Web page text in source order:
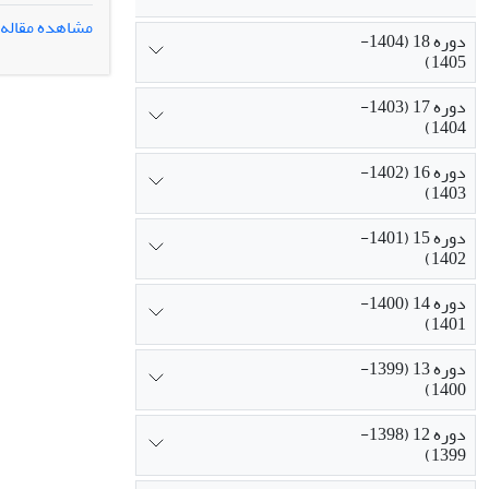
می‌شود این
عزیمت
مشاهده مقاله
دوره 18 (1404-
1405)
دوره 17 (1403-
1404)
دوره 16 (1402-
1403)
دوره 15 (1401-
1402)
دوره 14 (1400-
1401)
دوره 13 (1399-
1400)
دوره 12 (1398-
1399)